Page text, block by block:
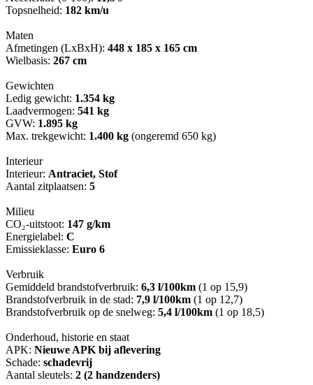
Topsnelheid: 182 km/u
Maten
Afmetingen (LxBxH): 448 x 185 x 165 cm
Wielbasis: 267 cm
Gewichten
Ledig gewicht: 1.354 kg
Laadvermogen: 541 kg
GVW: 1.895 kg
Max. trekgewicht: 1.400 kg (ongeremd 650 kg)
Interieur
Interieur: Antraciet, Stof
Aantal zitplaatsen: 5
Milieu
CO₂-uitstoot: 147 g/km
Energielabel: C
Emissieklasse: Euro 6
Verbruik
Gemiddeld brandstofverbruik: 6,3 l/100km (1 op 15,9)
Brandstofverbruik in de stad: 7,9 l/100km (1 op 12,7)
Brandstofverbruik op de snelweg: 5,4 l/100km (1 op 18,5)
Onderhoud, historie en staat
APK: Nieuwe APK bij aflevering
Schade: schadevrij
Aantal sleutels: 2 (2 handzenders)